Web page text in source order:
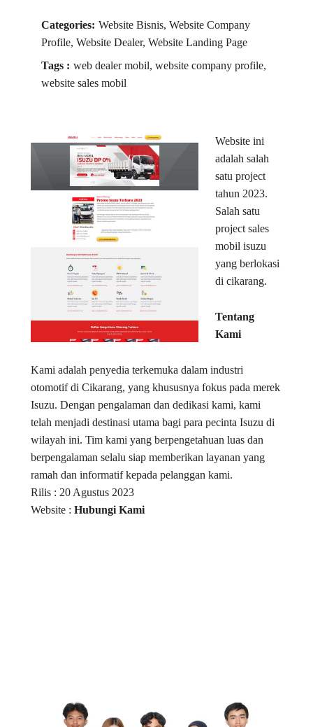
Categories: Website Bisnis, Website Company
Profile, Website Dealer, Website Landing Page
Tags : web dealer mobil, website company profile,
website sales mobil
Website ini
adalah salah
satu project
tahun 2023.
Salah satu
project sales
mobil isuzu
yang berlokasi
di cikarang.
Tentang
Kami
Kami adalah penyedia terkemuka dalam industri
otomotif di Cikarang, yang khususnya fokus pada merek
Isuzu. Dengan pengalaman dan dedikasi kami, kami
telah menjadi destinasi utama bagi para pecinta Isuzu di
wilayah ini. Tim kami yang berpengetahuan luas dan
berpengalaman selalu siap memberikan layanan yang
ramah dan informatif kepada pelanggan kami.
Rilis : 20 Agustus 2023
Website : Hubungi Kami